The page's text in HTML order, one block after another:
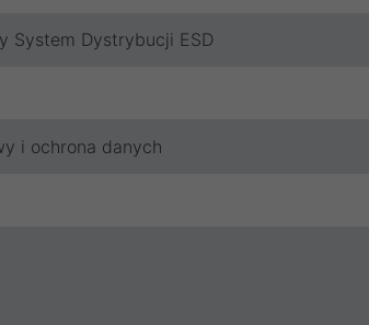
System Dystrybucji ESD
i ochrona danych